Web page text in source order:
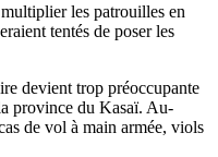
les patrouilles en
tentés de poser les
devient trop préoccupante
province du Kasaï. Au-
de vol à main armée, viols